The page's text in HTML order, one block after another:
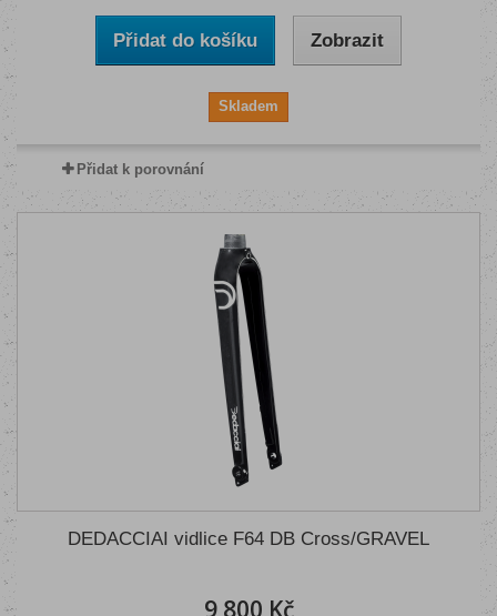
Přidat do košíku Zobrazit
Skladem
Přidat k porovnání
DEDACCIAI vidlice F64 DB Cross/GRAVEL
9 800 Kč